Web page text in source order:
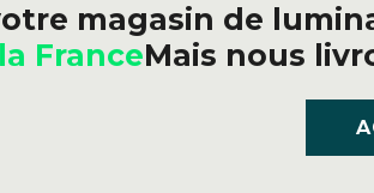
magasin de
FranceMais nous